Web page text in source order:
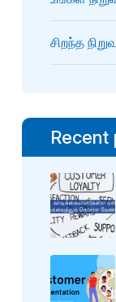
சிறந்த
Recent